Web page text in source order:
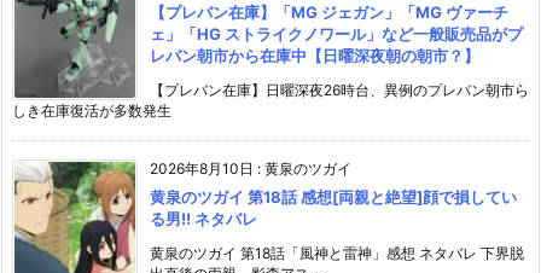
【プレバン在庫】「MG ジェガン」「MG ヴァーチ
ェ」「HG ストライクノワール」など一般販売品がプ
レバン朝市から在庫中【日曜深夜朝の朝市？】
【プレバン在庫】日曜深夜26時台、異例のプレバン朝市ら
しき在庫復活が多数発生
2026年8月10日 : 黄泉のツガイ
黄泉のツガイ 第18話 感想[両親と絶望]顔で損してい
る男!! ネタバレ
黄泉のツガイ 第18話「風神と雷神」感想 ネタバレ 下界脱